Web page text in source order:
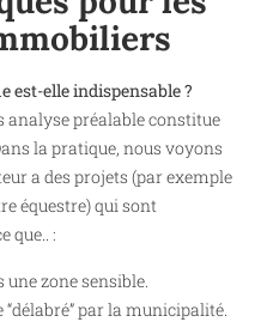
est-elle indispensable ?
analyse préalable constitue
la pratique, nous voyons
a des projets (par exemple
équestre) qui sont
que.. :
zone sensible.
par la municipalité.